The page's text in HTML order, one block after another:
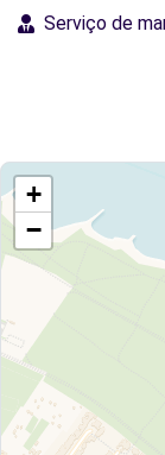
Serviço de
+
−